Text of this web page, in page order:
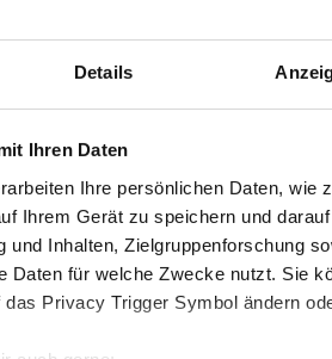
Details
Ihren Daten
Ihre persönlichen Daten, wie
Ihrem Gerät zu speichern und
und Inhalten, Zielgruppenforschung
Daten für welche Zwecke nutzt. Sie
Privacy Trigger Symbol ändern